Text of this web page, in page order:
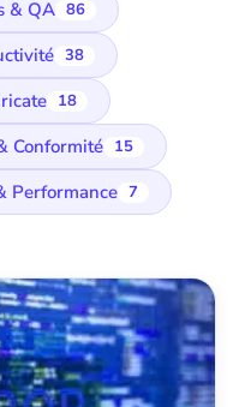
& QA 86
38
18
Conformité 15
Performance 7